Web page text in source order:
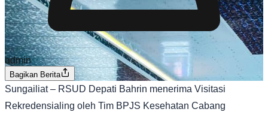
admin
Bagikan Berita
Sungailiat – RSUD Depati Bahrin menerima Visitasi
Rekredensialing oleh Tim BPJS Kesehatan Cabang